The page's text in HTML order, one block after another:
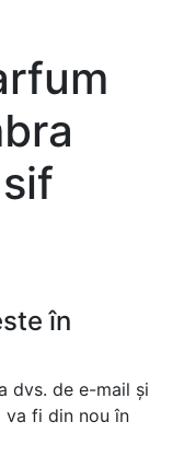
în
dvs. de e-mail și
va fi din nou în